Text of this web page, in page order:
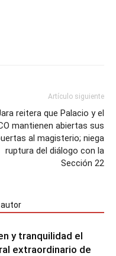
Artículo siguiente
reitera que Palacio y el
mantienen abiertas sus
al magisterio; niega
ruptura del diálogo con la
Sección 22
y tranquilidad el
extraordinario de